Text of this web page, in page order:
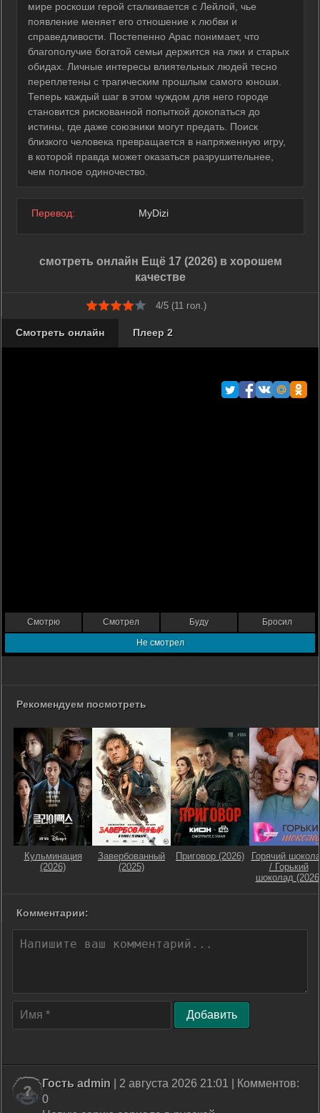
мире роскоши герой сталкивается с Лейлой, чье
появление меняет его отношение к любви и
справедливости. Постепенно Арас понимает, что
благополучие богатой семьи держится на лжи и старых
обидах. Личные интересы влиятельных людей тесно
переплетены с трагическим прошлым самого юноши.
Теперь каждый шаг в этом чуждом для него городе
становится рискованной попыткой докопаться до
истины, где даже союзники могут предать. Поиск
близкого человека превращается в напряженную игру,
в которой правда может оказаться разрушительнее,
чем полное одиночество.
Перевод: MyDizi
смотреть онлайн Ещё 17 (2026) в хорошем
качестве
4/5 (11 гол.)
Смотреть онлайн Плеер 2
Смотрю Смотрел Буду Бросил
Не смотрел
Рекомендуем посмотреть
Кульминация
(2026)
Завербованный
(2025)
Приговор (2026)
Горячий
/ Горький
шоколад
Комментарии:
Добавить
Гость admin | 2 августа 2026 21:01 | Комментов:
0